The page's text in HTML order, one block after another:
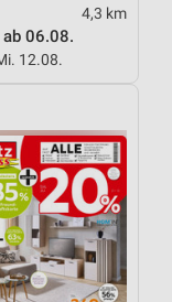
4,3 km
06.08.
12.08.